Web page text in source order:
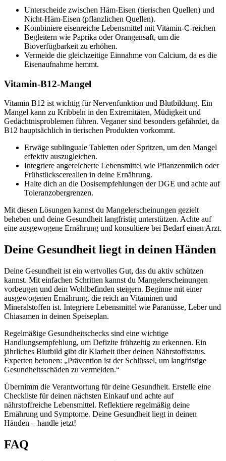
Unterscheide zwischen Häm-Eisen (tierischen Quellen) und
Nicht-Häm-Eisen (pflanzlichen Quellen).
Kombiniere eisenreiche Lebensmittel mit Vitamin-C-reichen
Begleitern wie Paprika oder Orangensaft, um die
Bioverfügbarkeit zu erhöhen.
Vermeide die gleichzeitige Einnahme von Calcium, da es die
Eisenaufnahme hemmt.
Vitamin-B12-Mangel
Vitamin B12 ist wichtig für Nervenfunktion und Blutbildung. Ein
Mangel kann zu Kribbeln in den Extremitäten, Müdigkeit und
Gedächtnisproblemen führen. Veganer sind besonders gefährdet, da
B12 hauptsächlich in tierischen Produkten vorkommt.
Erwäge sublinguale Tabletten oder Spritzen, um den Mangel
effektiv auszugleichen.
Integriere angereicherte Lebensmittel wie Pflanzenmilch oder
Frühstückscerealien in deine Ernährung.
Halte dich an die Dosisempfehlungen der DGE und achte auf
Toleranzobergrenzen.
Mit diesen Lösungen kannst du Mangelerscheinungen gezielt
beheben und deine Gesundheit langfristig unterstützen. Achte auf
eine ausgewogene Ernährung und konsultiere bei Bedarf einen Arzt.
Deine Gesundheit liegt in deinen Händen
Deine Gesundheit ist ein wertvolles Gut, das du aktiv schützen
kannst. Mit einfachen Schritten kannst du Mangelerscheinungen
vorbeugen und dein Wohlbefinden steigern. Beginne mit einer
ausgewogenen Ernährung, die reich an Vitaminen und
Mineralstoffen ist. Integriere Lebensmittel wie Paranüsse, Leber und
Chiasamen in deinen Speiseplan.
Regelmäßige Gesundheitschecks sind eine wichtige
Handlungsempfehlung, um Defizite frühzeitig zu erkennen. Ein
jährliches Blutbild gibt dir Klarheit über deinen Nährstoffstatus.
Experten betonen: „Prävention ist der Schlüssel, um langfristige
Gesundheitsschäden zu vermeiden.“
Übernimm die Verantwortung für deine Gesundheit. Erstelle eine
Checkliste für deinen nächsten Einkauf und achte auf
nährstoffreiche Lebensmittel. Reflektiere regelmäßig deine
Ernährung und Symptome. Deine Gesundheit liegt in deinen
Händen – handle jetzt!
FAQ